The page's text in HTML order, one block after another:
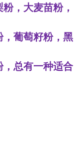
，大麦苗粉，
，葡萄籽粉，黑
，总有一种适合